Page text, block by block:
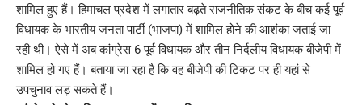
शामिल हुए हैं। हिमाचल प्रदेश में लगातार बढ़ते राजनीतिक संकट के बीच कई पूर्व
विधायक के भारतीय जनता पार्टी (भाजपा) में शामिल होने की आशंका जताई जा
रही थी। ऐसे में अब कांग्रेस 6 पूर्व विधायक और तीन निर्दलीय विधायक बीजेपी में
शामिल हो गए हैं। बताया जा रहा है कि वह बीजेपी की टिकट पर ही यहां से
उपचुनाव लड़ सकते हैं।